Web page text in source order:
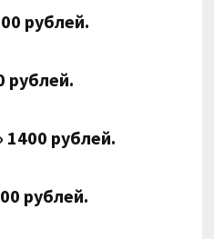
рублей.
рублей.
1400 рублей.
рублей.